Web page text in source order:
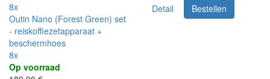
8x
Outin Nano (Forest Green) set
- reiskoffiezetapparaat +
beschermhoes
8x
Op voorraad
Detail
Bestellen